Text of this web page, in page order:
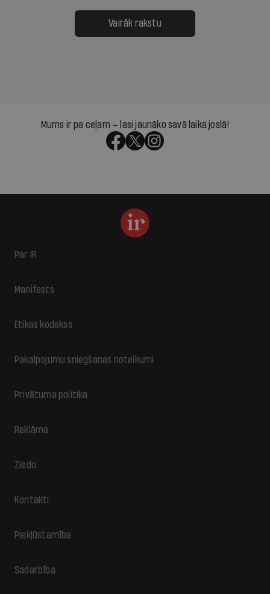
Vairāk rakstu
Mums ir pa ceļam — lasi jaunāko savā laika joslā!
Par IR
Manifests
Ētikas kodekss
Pakalpojumu sniegšanas noteikumi
Privātuma politika
Reklāma
Ziedo
Kontakti
Piekļūstamība
Sadarbība